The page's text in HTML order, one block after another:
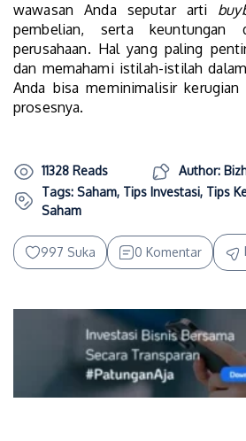
wawasan Anda seputar arti
pembelian, serta keuntungan
perusahaan. Hal yang paling
dan memahami istilah-istilah
Anda bisa meminimalisir
prosesnya.
11328 Reads
Author:
Tags: Saham, Tips Investasi, Tips
Saham
997 Suka 0 Komentar